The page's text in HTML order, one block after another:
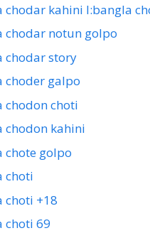
chodar kahini l:bangla
chodar notun golpo
chodar story
choder galpo
chodon choti
chodon kahini
chote golpo
choti
choti +18
choti 69